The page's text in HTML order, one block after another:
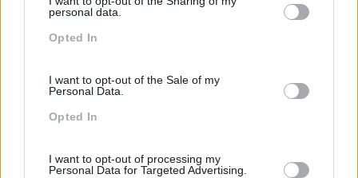
not limited to your visit or usage behaviour. You may click to
grant or deny consent to Google and its third-party tags to
use your data for below specified purposes in below Google
personal data.
Opted In
I want to opt-out of the Sale of my
Personal Data.
Opted In
I want to opt-out of processing my
Personal Data for Targeted Advertising.
PEÇA-NOS UMA PROPOSTA